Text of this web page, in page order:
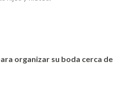
organizar su boda cerca de